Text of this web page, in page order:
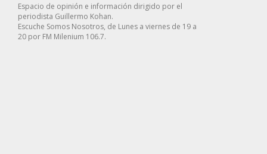
Espacio de opinión e información dirigido por el
periodista Guillermo Kohan.
Escuche Somos Nosotros, de Lunes a viernes de 19 a
20 por FM Milenium 106.7.